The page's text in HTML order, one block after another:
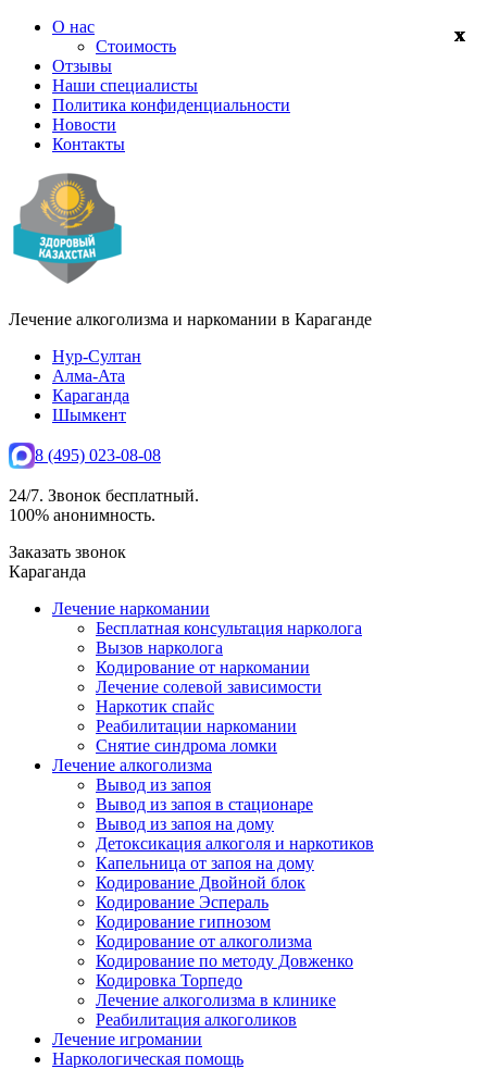
О нас
Стоимость
Отзывы
Наши специалисты
Политика конфиденциальности
Новости
Контакты
Лечение алкоголизма и наркомании в Караганде
Нур-Султан
Алма-Ата
Караганда
Шымкент
8 (495) 023-08-08
24/7. Звонок бесплатный.
100% анонимность.
Заказать звонок
Караганда
Лечение наркомании
Бесплатная консультация нарколога
Вызов нарколога
Кодирование от наркомании
Лечение солевой зависимости
Наркотик спайс
Реабилитации наркомании
Снятие синдрома ломки
Лечение алкоголизма
Вывод из запоя
Вывод из запоя в стационаре
Вывод из запоя на дому
Детоксикация алкоголя и наркотиков
Капельница от запоя на дому
Кодирование Двойной блок
Кодирование Эспераль
Кодирование гипнозом
Кодирование от алкоголизма
Кодирование по методу Довженко
Кодировка Торпедо
Лечение алкоголизма в клинике
Реабилитация алкоголиков
Лечение игромании
Наркологическая помощь